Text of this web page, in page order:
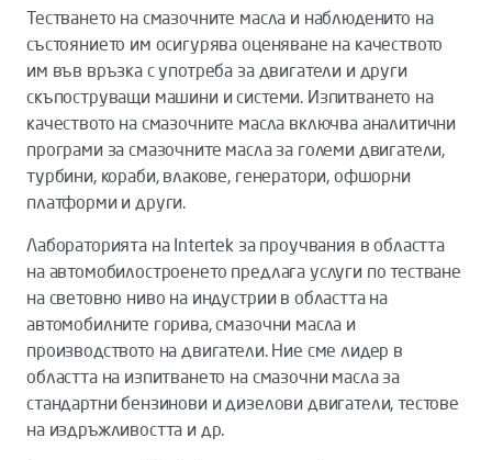
Тестването на смазочните масла и наблюденито на
състоянието им осигурява оценяване на качеството
им във връзка с употреба за двигатели и други
скъпоструващи машини и системи. Изпитването на
качеството на смазочните масла включва аналитични
програми за смазочните масла за големи двигатели,
турбини, кораби, влакове, генератори, офшорни
платформи и други.
Лабораторията на Intertek за проучвания в областта
на автомобилостроенето предлага услуги по тестване
на световно ниво на индустрии в областта на
автомобилните горива, смазочни масла и
производството на двигатели. Ние сме лидер в
областта на изпитването на смазочни масла за
стандартни бензинови и дизелови двигатели, тестове
на издръжливостта и др.